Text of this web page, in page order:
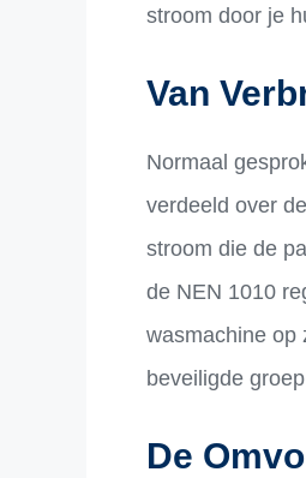
stroom door je
Van
Normaal
verdeeld over
stroom die de
de NEN 1010
wasmachine op
beveiligde
De